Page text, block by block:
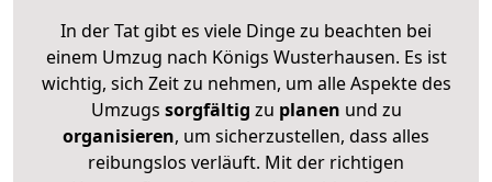
In der Tat gibt es viele Dinge zu beachten bei
einem Umzug nach Königs Wusterhausen. Es ist
wichtig, sich Zeit zu nehmen, um alle Aspekte des
Umzugs sorgfältig zu planen und zu
organisieren, um sicherzustellen, dass alles
reibungslos verläuft. Mit der richtigen